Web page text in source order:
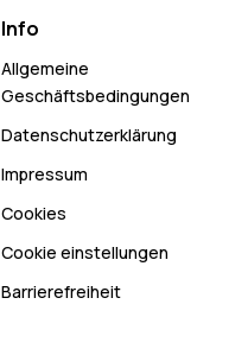
Info
Allgemeine
Geschäftsbedingungen
Datenschutzerklärung
Impressum
Cookies
Cookie einstellungen
Barrierefreiheit